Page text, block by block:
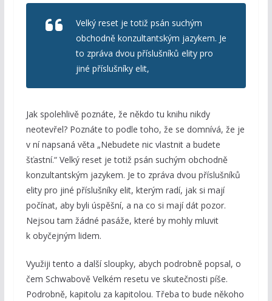
Velký reset je totiž psán suchým
obchodně konzultantským jazykem. Je
to zpráva dvou příslušníků elity pro
jiné příslušníky elit,
Jak spolehlivě poznáte, že někdo tu knihu nikdy
neotevřel? Poznáte to podle toho, že se domnívá, že je
v ní napsaná věta „Nebudete nic vlastnit a budete
šťastní.“ Velký reset je totiž psán suchým obchodně
konzultantským jazykem. Je to zpráva dvou příslušníků
elity pro jiné příslušníky elit, kterým radí, jak si mají
počínat, aby byli úspěšní, a na co si mají dát pozor.
Nejsou tam žádné pasáže, které by mohly mluvit
k obyčejným lidem.
Využiji tento a další sloupky, abych podrobně popsal, o
čem Schwabově Velkém resetu ve skutečnosti píše.
Podrobně, kapitolu za kapitolou. Třeba to bude někoho